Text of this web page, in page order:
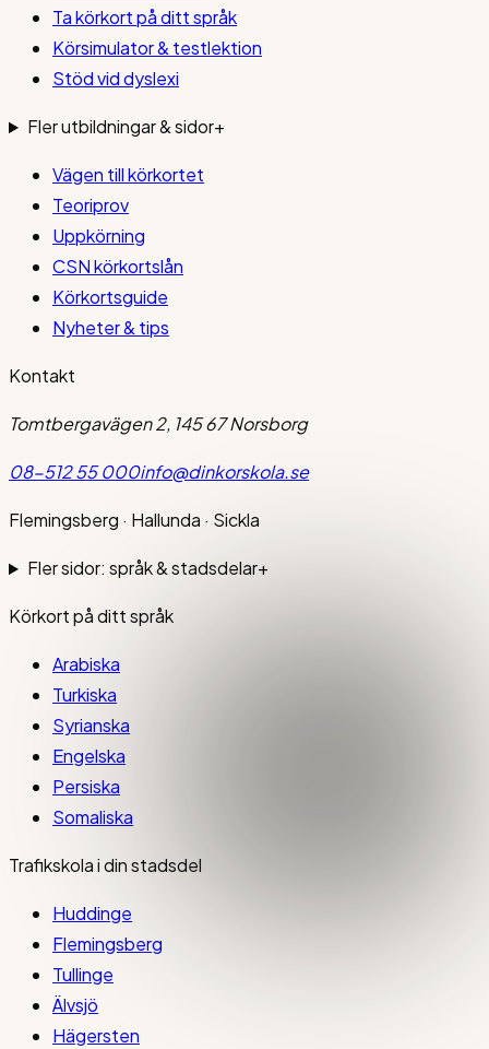
Ta körkort på ditt språk
Körsimulator & testlektion
Stöd vid dyslexi
Fler utbildningar & sidor+
Vägen till körkortet
Teoriprov
Uppkörning
CSN körkortslån
Körkortsguide
Nyheter & tips
Kontakt
Tomtbergavägen 2, 145 67 Norsborg
08-512 55 000info@dinkorskola.se
Flemingsberg · Hallunda · Sickla
Fler sidor: språk & stadsdelar+
Körkort på ditt språk
Arabiska
Turkiska
Syrianska
Engelska
Persiska
Somaliska
Trafikskola i din stadsdel
Huddinge
Flemingsberg
Tullinge
Älvsjö
Hägersten